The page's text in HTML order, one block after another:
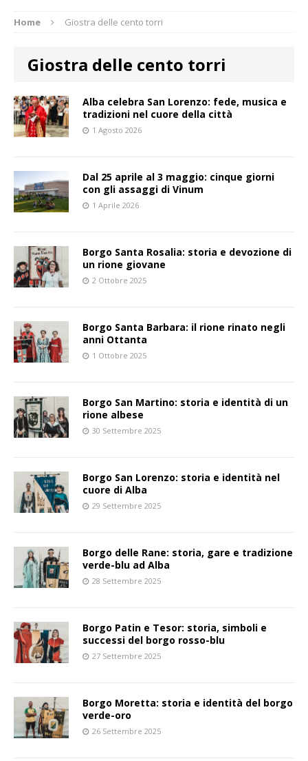
Home Giostra delle cento torri
Giostra delle cento torri
Alba celebra San Lorenzo: fede, musica e
tradizioni nel cuore della città
1 Agosto 2026
Dal 25 aprile al 3 maggio: cinque giorni
con gli assaggi di Vinum
1 Aprile 2026
Borgo Santa Rosalia: storia e devozione di
un rione giovane
2 Ottobre 2025
Borgo Santa Barbara: il rione rinato negli
anni Ottanta
1 Ottobre 2025
Borgo San Martino: storia e identità di un
rione albese
30 Settembre 2025
Borgo San Lorenzo: storia e identità nel
cuore di Alba
29 Settembre 2025
Borgo delle Rane: storia, gare e tradizione
verde-blu ad Alba
28 Settembre 2025
Borgo Patin e Tesor: storia, simboli e
successi del borgo rosso-blu
27 Settembre 2025
Borgo Moretta: storia e identità del borgo
verde-oro
26 Settembre 2025